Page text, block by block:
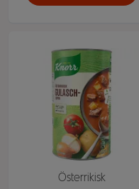
Österrikisk